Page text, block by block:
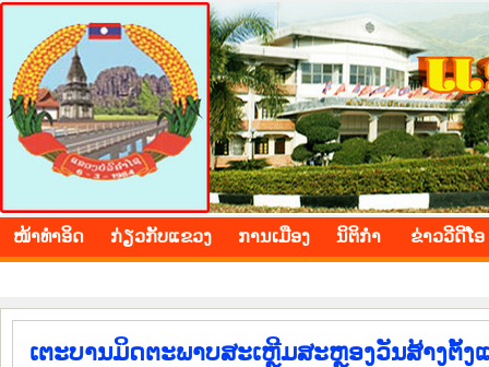
BOLIKHAMXAY PROVINCE
ໜ້າ​ທຳ​ອິດ ​ກ່ຽວ​ກັບ​ແຂວງ ​ການ​ເມືອງ ນິ​ຕິ​ກຳ ຂ່າວ​ວີ​ດີ​ໂອ
ເຕະບານມິດຕະພາບສະເຫຼີມສະຫຼອງວັນສ້າງຕັ້ງ